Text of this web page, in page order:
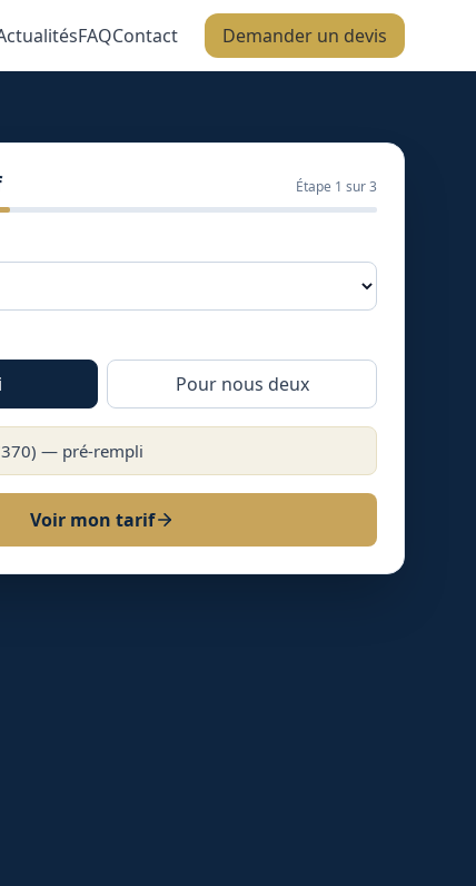
FAQContact Demander un devis
Étape 1 sur 3
Pour nous deux
) — pré-rempli
Voir mon tarif